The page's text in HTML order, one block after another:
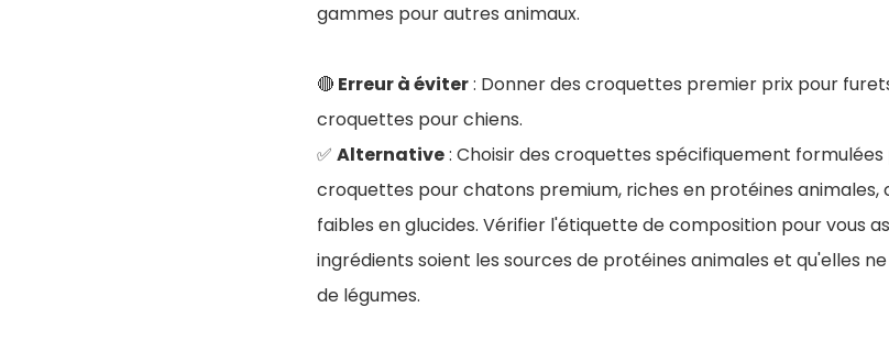
gammes pour autres animaux.
🔴 Erreur à éviter: Donner des croquettes premier prix pour
croquettes pour chiens.
✅ Alternative: Choisir des croquettes spécifiquement
croquettes pour chatons premium, riches en protéines
faibles en glucides. Vérifier l'étiquette de composition pour vous
ingrédients soient les sources de protéines animales et qu'elles
de légumes.